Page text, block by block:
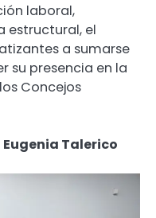
laboral,
estructural, el
a sumarse
su presencia en la
Concejos
Talerico